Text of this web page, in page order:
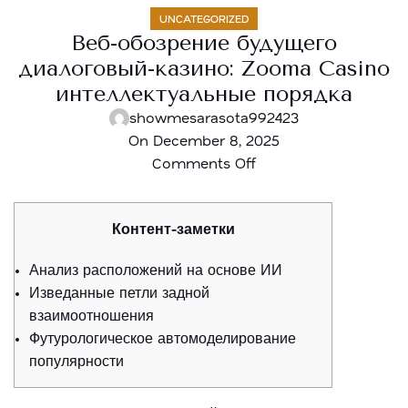
UNCATEGORIZED
Веб-обозрение будущего
диалоговый-казино: Zooma Casino
интеллектуальные порядка
showmesarasota992423
On December 8, 2025
Comments Off
Контент-заметки
Анализ расположений на основе ИИ
Изведанные петли задной
взаимоотношения
Футурологическое автомоделирование
популярности